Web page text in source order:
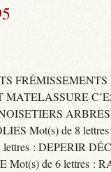
FRÉMISSEMENTS
MATELASSURE
Mot(s) de 8
: DEPERIR
Mot(s) de 6 lettres :